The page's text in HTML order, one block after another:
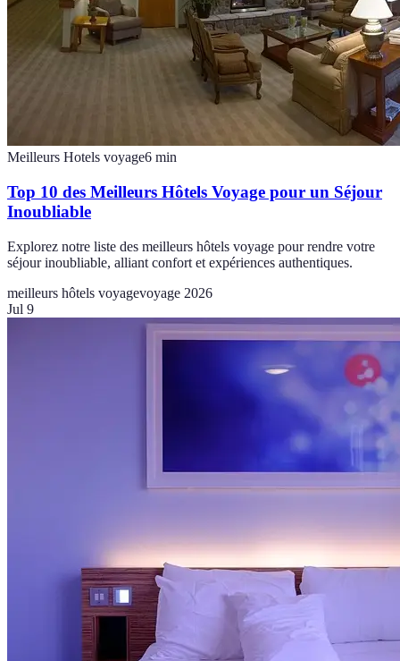
Meilleurs Hotels voyage6 min
Top 10 des Meilleurs Hôtels Voyage pour un Séjour
Inoubliable
Explorez notre liste des meilleurs hôtels voyage pour rendre votre
séjour inoubliable, alliant confort et expériences authentiques.
meilleurs hôtels voyagevoyage 2026
Jul 9